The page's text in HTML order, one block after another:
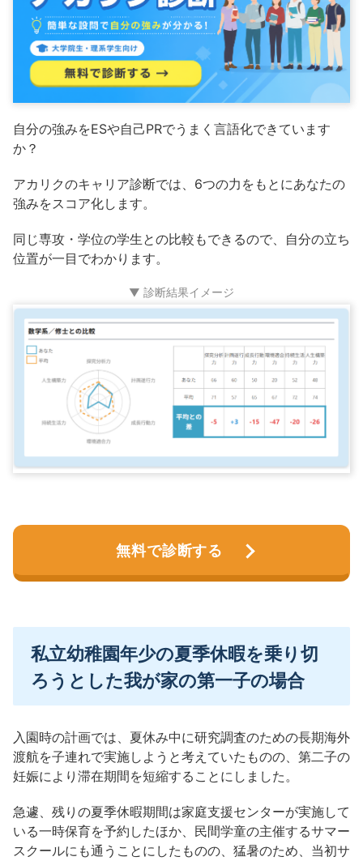
自分の強みをESや自己PRでうまく言語化できています
か？
アカリクのキャリア診断では、6つの力をもとにあなたの
強みをスコア化します。
同じ専攻・学位の学生との比較もできるので、自分の立ち
位置が一目でわかります。
▼ 診断結果イメージ
無料で診断する
私立幼稚園年少の夏季休暇を乗り切
ろうとした我が家の第一子の場合
入園時の計画では、夏休み中に研究調査のための長期海外
渡航を子連れで実施しようと考えていたものの、第二子の
妊娠により滞在期間を短縮することにしました。
急遽、残りの夏季休暇期間は家庭支援センターが実施して
いる一時保育を予約したほか、民間学童の主催するサマー
スクールにも通うことにしたものの、猛暑のため、当初サ